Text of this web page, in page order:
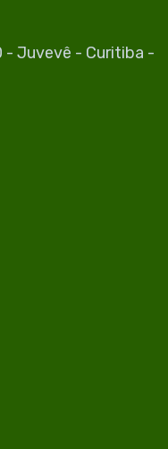
- Juvevê - Curitiba -